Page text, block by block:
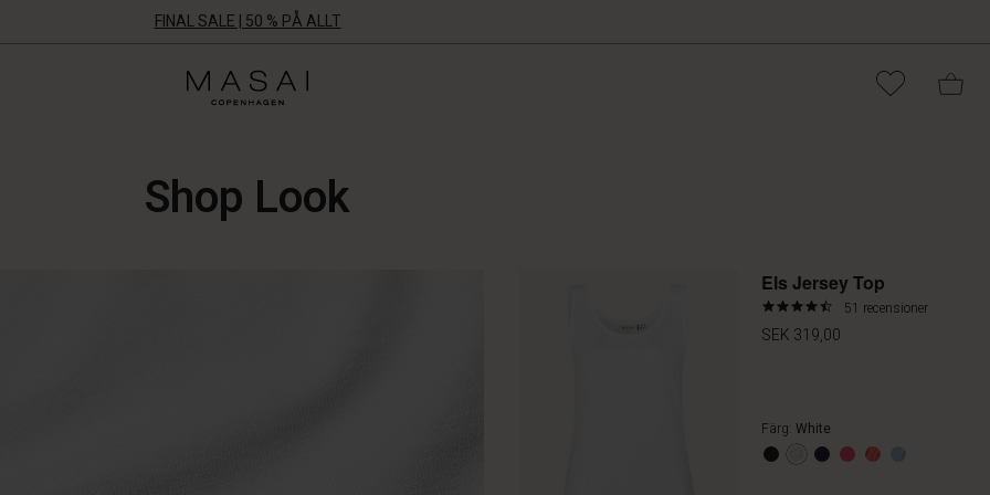
FINAL SALE | 50 % PÅ ALLT
Masai
Clothing
Shop Look
Els Jersey Top
4.4
star
rating
51 recensioner
SEK 319,00
Färg:White